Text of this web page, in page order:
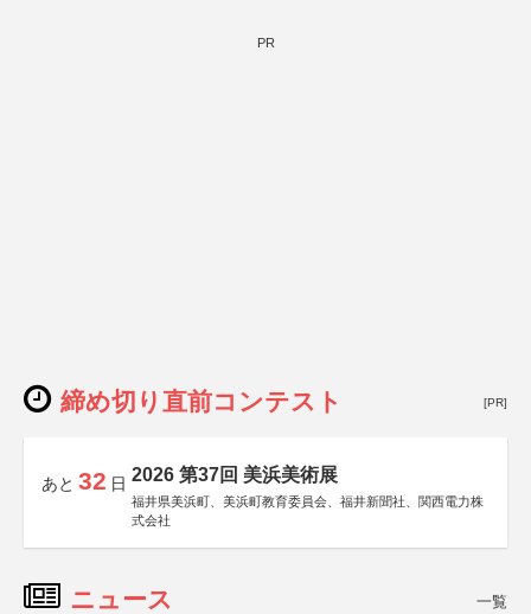
PR
締め切り直前コンテスト [PR]
あと 32 日 2026 第37回 美浜美術展
福井県美浜町、美浜町教育委員会、福井新聞社、関西電力株
式会社
ニュース 一覧